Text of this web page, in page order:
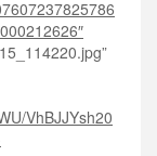
VhBJJYsh20